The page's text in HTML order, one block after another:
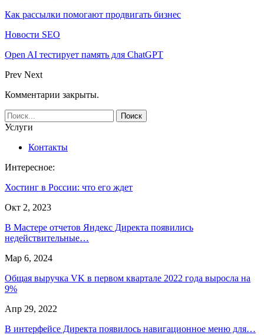
Как рассылки помогают продвигать бизнес
Новости SEO
Open AI тестирует память для ChatGPT
Prev Next
Комментарии закрыты.
Услуги
Контакты
Интересное:
Хостинг в России: что его ждет
Окт 2, 2023
В Мастере отчетов Яндекс Директа появились
недействительные…
Мар 6, 2024
Общая выручка VK в первом квартале 2022 года выросла на
9%
Апр 29, 2022
В интерфейсе Директа появилось навигационное меню для…